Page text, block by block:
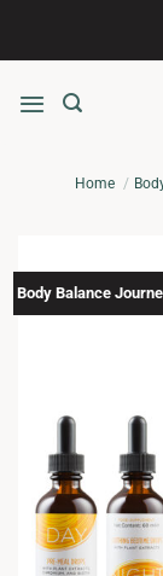
Home
Body Balance